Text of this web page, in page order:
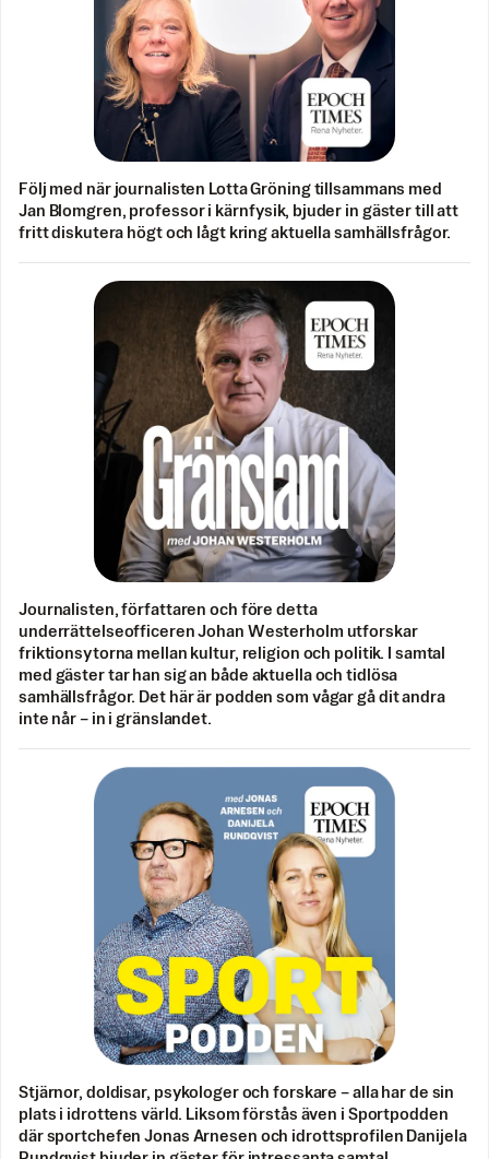
Följ med när journalisten Lotta Gröning tillsammans med
Jan Blomgren, professor i kärnfysik, bjuder in gäster till att
fritt diskutera högt och lågt kring aktuella samhällsfrågor.
Journalisten, författaren och före detta
underrättelseofficeren Johan Westerholm utforskar
friktionsytorna mellan kultur, religion och politik. I samtal
med gäster tar han sig an både aktuella och tidlösa
samhällsfrågor. Det här är podden som vågar gå dit andra
inte når – in i gränslandet.
Stjärnor, doldisar, psykologer och forskare – alla har de sin
plats i idrottens värld. Liksom förstås även i Sportpodden
där sportchefen Jonas Arnesen och idrottsprofilen Danijela